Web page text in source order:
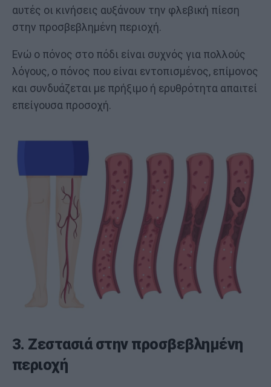
αυτές οι κινήσεις αυξάνουν την φλεβική πίεση
στην προσβεβλημένη περιοχή.
Ενώ ο πόνος στο πόδι είναι συχνός για πολλούς
λόγους, ο πόνος που είναι εντοπισμένος, επίμονος
και συνδυάζεται με πρήξιμο ή ερυθρότητα απαιτεί
επείγουσα προσοχή.
3. Ζεστασιά στην προσβεβλημένη
περιοχή